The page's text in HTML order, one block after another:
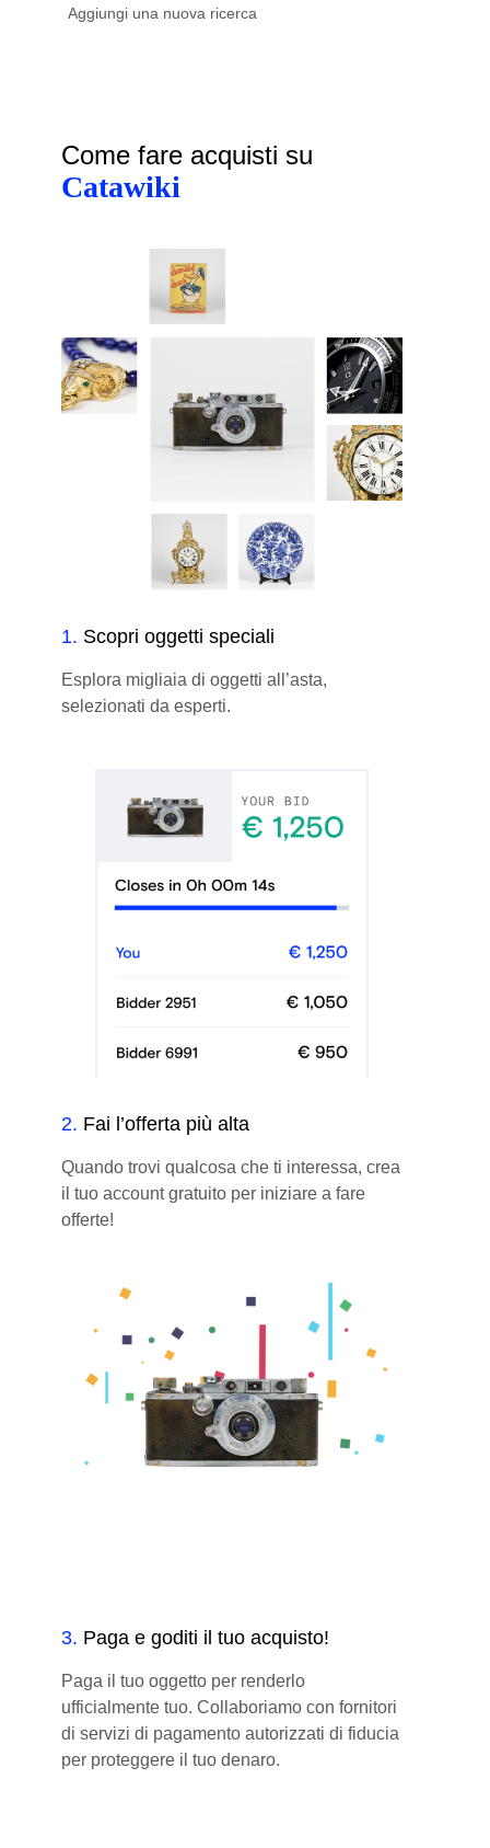
Come fare acquisti su
Catawiki
1. Scopri oggetti speciali
Esplora migliaia di oggetti all’asta,
selezionati da esperti.
2. Fai l’offerta più alta
Quando trovi qualcosa che ti interessa, crea
il tuo account gratuito per iniziare a fare
offerte!
3. Paga e goditi il tuo acquisto!
Paga il tuo oggetto per renderlo
ufficialmente tuo. Collaboriamo con fornitori
di servizi di pagamento autorizzati di fiducia
per proteggere il tuo denaro.